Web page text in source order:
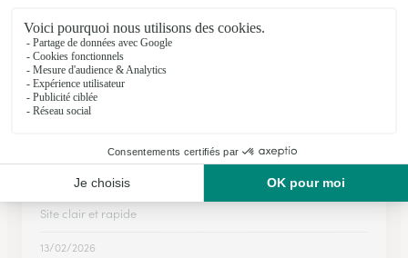
Très pratique
Très pratique
16/04/2026
★ ★ ★ ★ ★
Site clair et rapide
Site clair et rapide
13/02/2026